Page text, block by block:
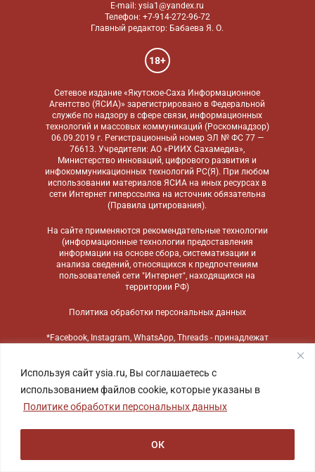
Используя сайт ysia.ru, Вы соглашаетесь с
использованием файлов cookie, которые указаны в
Политике обработки персональных данных
ОК
E-mail: ysia1@yandex.ru
Телефон: +7-914-272-96-72
Главный редактор: Бабаева Я. О.
18+
Сетевое издание «Якутское-Саха Информационное
Агентство (ЯСИА)» зарегистрировано в Федеральной
службе по надзору в сфере связи, информационных
технологий и массовых коммуникаций (Роскомнадзор)
06.09.2019 г. Регистрационный номер ЭЛ № ФС 77 —
76613. Учредители: АО «РИИХ Сахамедиа»,
Министерство инноваций, цифрового развития и
инфокоммуникационных технологий РС(Я). При любом
использовании материалов ЯСИА на иных ресурсах в
сети Интернет гиперссылка на источник обязательна
(Правила цитирования).
На сайте применяются рекомендательные технологии
(информационные технологии предоставления
информации на основе сбора, систематизации и
анализа сведений, относящихся к предпочтениям
пользователей сети "Интернет", находящихся на
территории РФ)
Политика обработки персональных данных
*Facebook, Instagram, WhatsApp, Threads - принадлежат